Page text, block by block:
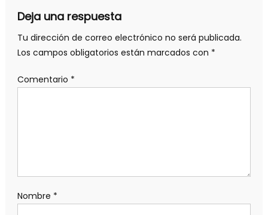
Deja una respuesta
Tu dirección de correo electrónico no será publicada.
Los campos obligatorios están marcados con *
Comentario *
Nombre *